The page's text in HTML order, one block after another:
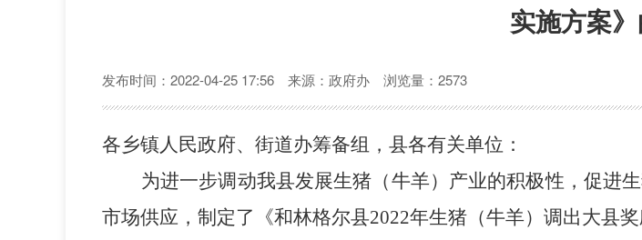
实施方案
发布时间：2022-04-25 17:56 来源：政府办 浏览量：2573
各乡镇人民政府、街道办筹备组，县各有关单位：
为进一步调动我县发展生猪（牛羊）产业的积极性，促进
市场供应 ，制定了《和林格尔县2022年生猪（牛羊）调出大县